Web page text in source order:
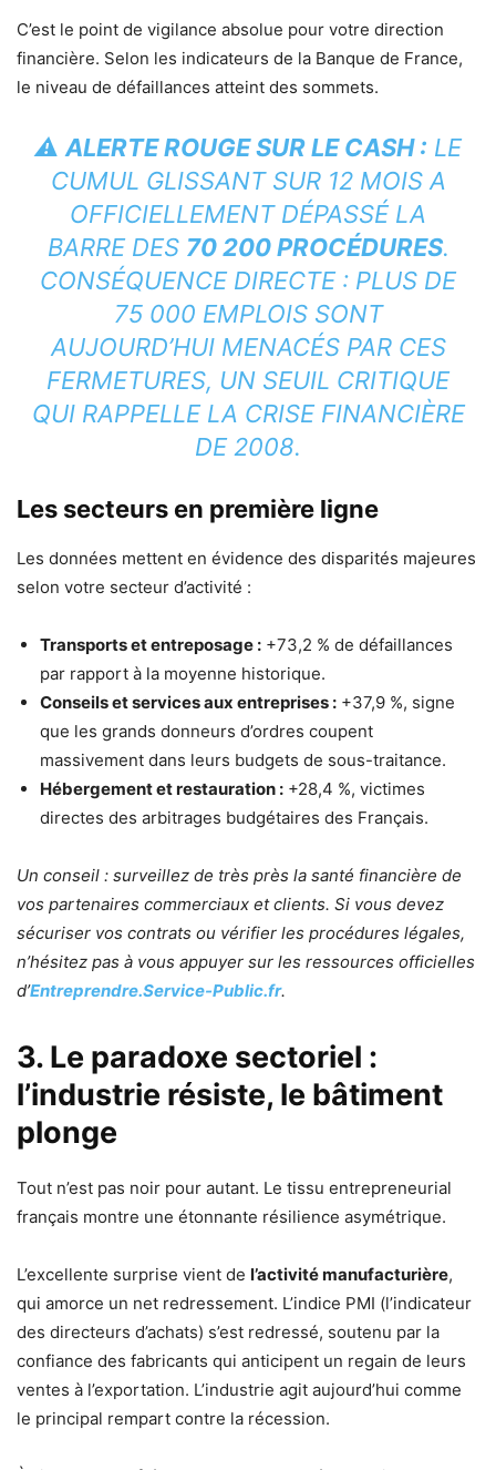
C’est le point de vigilance absolue pour votre direction
financière. Selon les indicateurs de la Banque de France,
le niveau de défaillances atteint des sommets.
⚠️ ALERTE ROUGE SUR LE CASH : LE
CUMUL GLISSANT SUR 12 MOIS A
OFFICIELLEMENT DÉPASSÉ LA
BARRE DES 70 200 PROCÉDURES.
CONSÉQUENCE DIRECTE : PLUS DE
75 000 EMPLOIS SONT
AUJOURD’HUI MENACÉS PAR CES
FERMETURES, UN SEUIL CRITIQUE
QUI RAPPELLE LA CRISE FINANCIÈRE
DE 2008.
Les secteurs en première ligne
Les données mettent en évidence des disparités majeures
selon votre secteur d’activité :
Transports et entreposage : +73,2 % de défaillances
par rapport à la moyenne historique.
Conseils et services aux entreprises : +37,9 %, signe
que les grands donneurs d’ordres coupent
massivement dans leurs budgets de sous-traitance.
Hébergement et restauration : +28,4 %, victimes
directes des arbitrages budgétaires des Français.
Un conseil : surveillez de très près la santé financière de
vos partenaires commerciaux et clients. Si vous devez
sécuriser vos contrats ou vérifier les procédures légales,
n’hésitez pas à vous appuyer sur les ressources officielles
d’Entreprendre.Service-Public.fr.
3. Le paradoxe sectoriel :
l’industrie résiste, le bâtiment
plonge
Tout n’est pas noir pour autant. Le tissu entrepreneurial
français montre une étonnante résilience asymétrique.
L’excellente surprise vient de l’activité manufacturière,
qui amorce un net redressement. L’indice PMI (l’indicateur
des directeurs d’achats) s’est redressé, soutenu par la
confiance des fabricants qui anticipent un regain de leurs
ventes à l’exportation. L’industrie agit aujourd’hui comme
le principal rempart contre la récession.